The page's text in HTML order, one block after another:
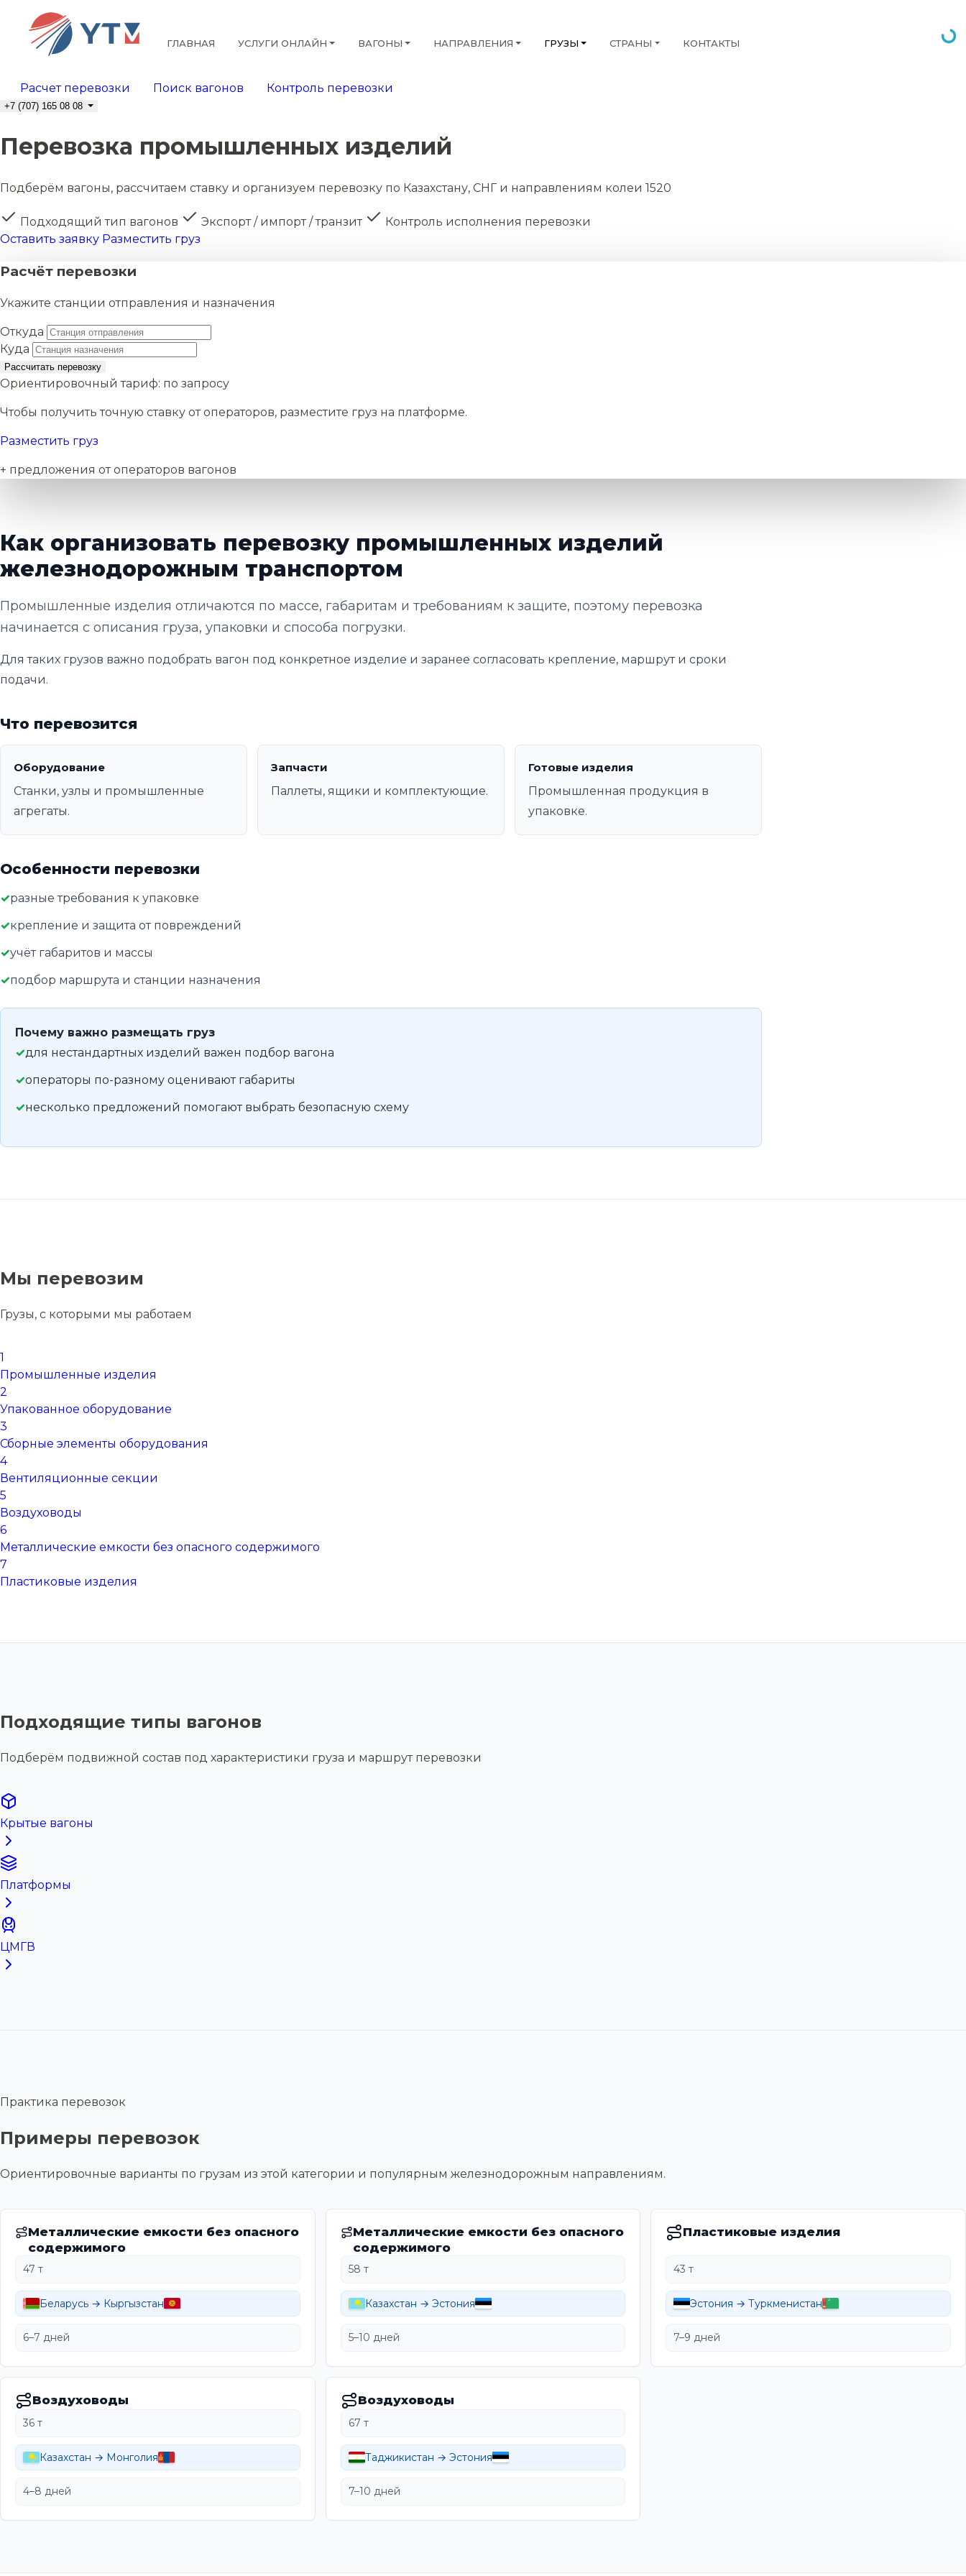
ГЛАВНАЯ УСЛУГИ ОНЛАЙН ВАГОНЫ НАПРАВЛЕНИЯ ГРУЗЫ СТРАНЫ КОНТАКТЫ
Расчет перевозки Поиск вагонов Контроль перевозки
+7 (707) 165 08 08
Перевозка промышленных изделий
Подберём вагоны, рассчитаем ставку и организуем перевозку по Казахстану, СНГ и направлениям колеи 1520
Подходящий тип вагонов Экспорт / импорт / транзит
Контроль исполнения перевозки
Оставить заявку Разместить груз
Расчёт перевозки
Укажите станции отправления и назначения
Откуда
Куда
Рассчитать перевозку
Ориентировочный тариф: по запросу
Чтобы получить точную ставку от операторов, разместите груз на платформе.
Разместить груз
+ предложения от операторов вагонов
Как организовать перевозку промышленных изделий
железнодорожным транспортом
Промышленные изделия отличаются по массе, габаритам и требованиям к защите, поэтому перевозка
начинается с описания груза, упаковки и способа погрузки.
Для таких грузов важно подобрать вагон под конкретное изделие и заранее согласовать крепление, маршрут и сроки
подачи.
Что перевозится
Оборудование
Станки, узлы и промышленные
агрегаты.
Запчасти
Паллеты, ящики и комплектующие.
Готовые изделия
Промышленная продукция в
упаковке.
Особенности перевозки
разные требования к упаковке
крепление и защита от повреждений
учёт габаритов и массы
подбор маршрута и станции назначения
Почему важно размещать груз
для нестандартных изделий важен подбор вагона
операторы по-разному оценивают габариты
несколько предложений помогают выбрать безопасную схему
Мы перевозим
Грузы, с которыми мы работаем
1
Промышленные изделия
2
Упакованное оборудование
3
Сборные элементы оборудования
4
Вентиляционные секции
5
Воздуховоды
6
Металлические емкости без опасного содержимого
7
Пластиковые изделия
Подходящие типы вагонов
Подберём подвижной состав под характеристики груза и маршрут перевозки
Крытые вагоны
Платформы
ЦМГВ
Практика перевозок
Примеры перевозок
Ориентировочные варианты по грузам из этой категории и популярным железнодорожным направлениям.
Металлические емкости без опасного
содержимого
47 т
Беларусь → Кыргызстан
6–7 дней
Металлические емкости без опасного
содержимого
58 т
Казахстан → Эстония
5–10 дней
Пластиковые изделия
43 т
Эстония → Туркменистан
7–9 дней
Воздуховоды
36 т
Казахстан → Монголия
4–8 дней
Воздуховоды
67 т
Таджикистан → Эстония
7–10 дней